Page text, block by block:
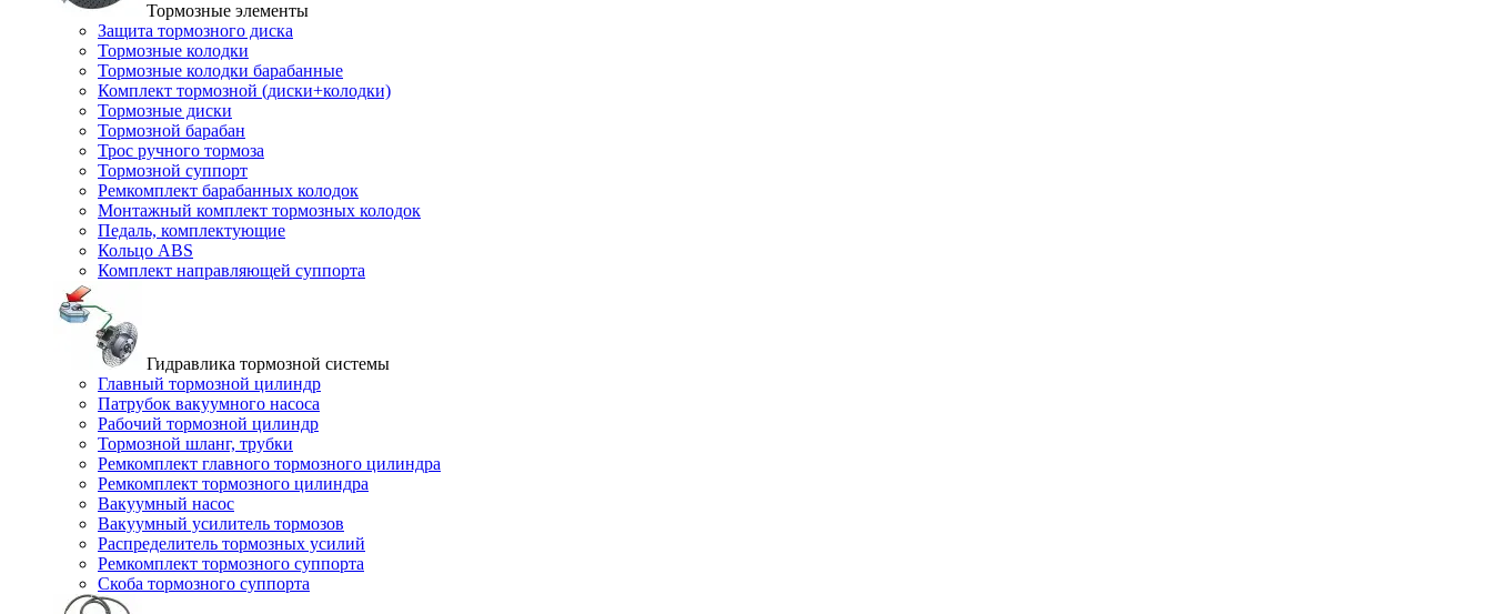
Тормозные элементы
Защита тормозного диска
Тормозные колодки
Тормозные колодки барабанные
Комплект тормозной (диски+колодки)
Тормозные диски
Тормозной барабан
Трос ручного тормоза
Тормозной суппорт
Ремкомплект барабанных колодок
Монтажный комплект тормозных колодок
Педаль, комплектующие
Кольцо ABS
Комплект направляющей суппорта
Гидравлика тормозной системы
Главный тормозной цилиндр
Патрубок вакуумного насоса
Рабочий тормозной цилиндр
Тормозной шланг, трубки
Ремкомплект главного тормозного цилиндра
Ремкомплект тормозного цилиндра
Вакуумный насос
Вакуумный усилитель тормозов
Распределитель тормозных усилий
Ремкомплект тормозного суппорта
Скоба тормозного суппорта